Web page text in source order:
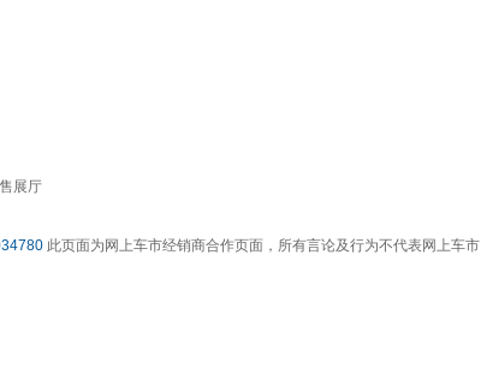
展厅
此页面为网上车市经销商合作页面，所有言论及行为不代表网上车市